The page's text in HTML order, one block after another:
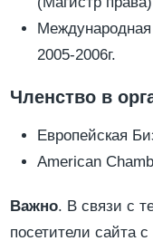
2005-2006г.
Членство в
Европейская
American
Важно. В связи с
посетители сайта